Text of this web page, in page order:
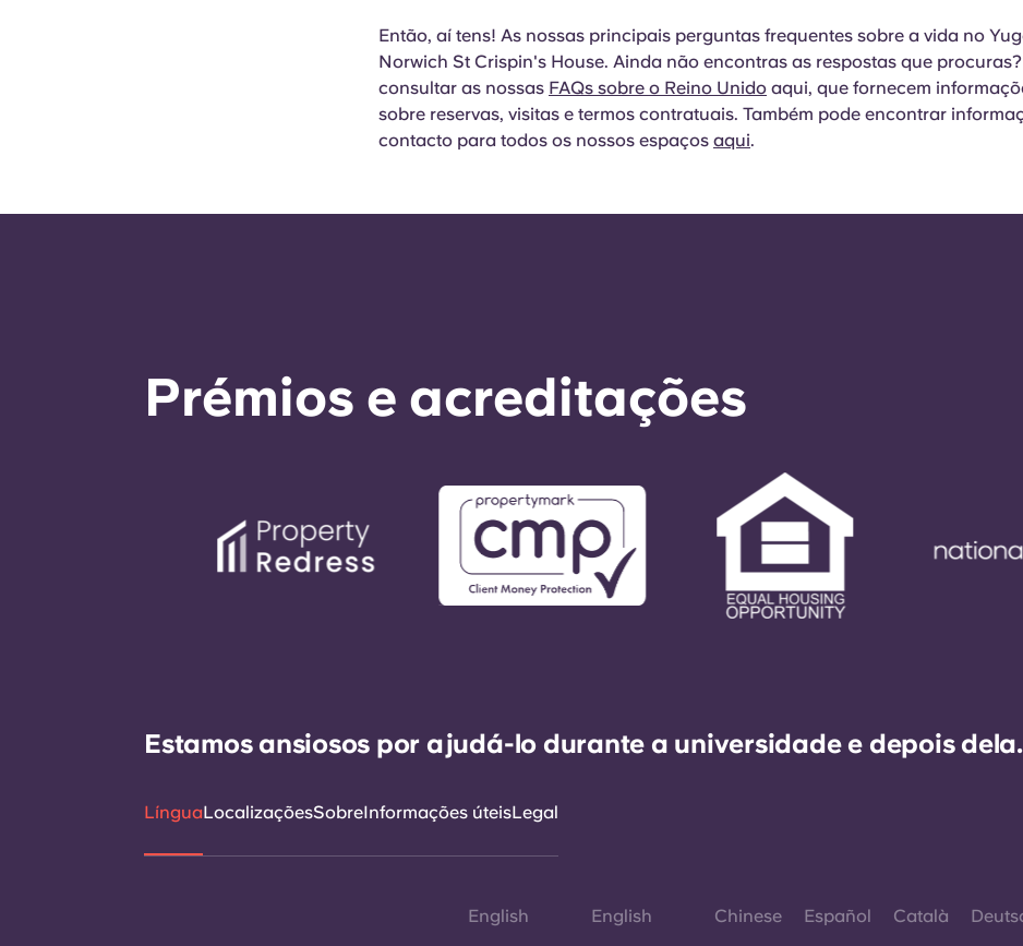
Então, aí tens! As nossas principais perguntas frequentes sobre a vida no
Norwich St Crispin's House. Ainda não encontras as respostas que
consultar as nossas FAQs sobre o Reino Unido aqui, que fornecem
sobre reservas, visitas e termos contratuais. Também pode encontrar
contacto para todos os nossos espaços aqui.
Prémios e acreditações
Estamos ansiosos por ajudá-lo durante a universidade e depois dela.
LínguaLocalizaçõesSobreInformações úteisLegal
English English Chinese Español Català